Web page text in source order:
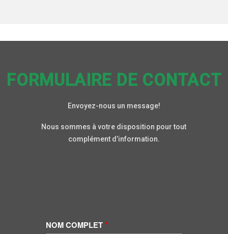
FORMULAIRE DE CONTACT
Envoyez-nous un message!
Nous sommes à votre disposition pour tout
complément d’information.
NOM COMPLET